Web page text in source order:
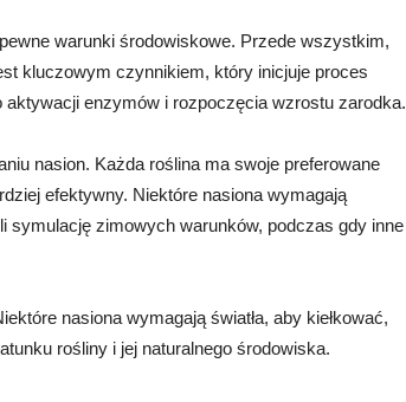
warunki środowiskowe. Przede wszystkim,
kluczowym czynnikiem, który inicjuje proces
aktywacji enzymów i rozpoczęcia wzrostu zarodka.
nasion. Każda roślina ma swoje preferowane
efektywny. Niektóre nasiona wymagają
symulację zimowych warunków, podczas gdy inne
nasiona wymagają światła, aby kiełkować,
rośliny i jej naturalnego środowiska.